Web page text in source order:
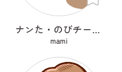
ナンた・のびチー・ショコナン
mami